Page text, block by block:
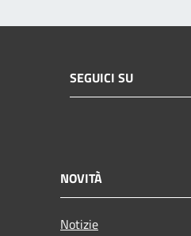
SEGUICI SU
NOVITÀ
Notizie